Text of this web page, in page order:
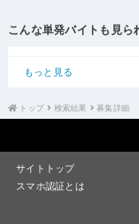
こんな単発バイトも見ら
もっと見る
トップ 検索結果 募集詳細
サイトトップ
スマホ認証とは